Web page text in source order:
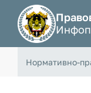
Нормативно-